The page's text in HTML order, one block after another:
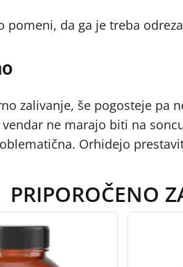
pomeni, da ga je treba
zalivanje, še pogosteje pa
ne marajo biti na
Orhidejo
PRIPOROČENO